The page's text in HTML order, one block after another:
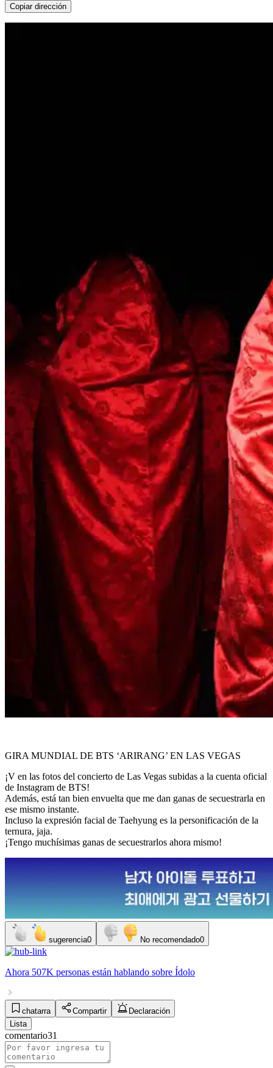
Copiar dirección
GIRA MUNDIAL DE BTS ‘ARIRANG’ EN LAS VEGAS
¡V en las fotos del concierto de Las Vegas subidas a la cuenta oficial
de Instagram de BTS!
Además, está tan bien envuelta que me dan ganas de secuestrarla en
ese mismo instante.
Incluso la expresión facial de Taehyung es la personificación de la
ternura, jaja.
¡Tengo muchísimas ganas de secuestrarlos ahora mismo!
sugerencia0 No recomendado0
Ahora 507K personas están hablando sobre Ídolo
chatarra Compartir
Declaración
Lista
comentario31